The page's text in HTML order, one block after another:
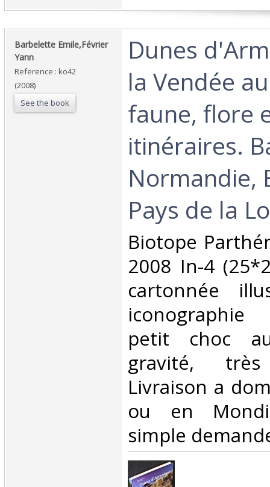
‎Barbelette Emile,Février
Yann‎
Reference : ko42
(2008)
See the book
‎Dunes
la Vendée
faune, flore
itinéraires.
Normandie,
Pays de la
‎Biotope
2008 In-4
cartonnée
petit choc
gravité,
Livraison a
ou en
simple